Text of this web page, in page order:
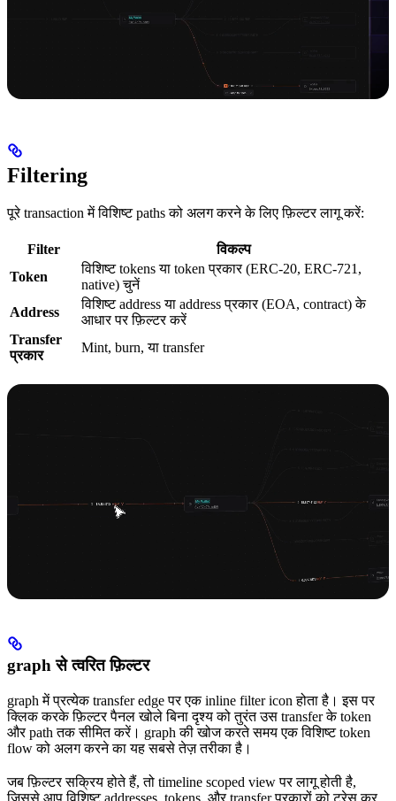
Filtering
पूरे transaction में विशिष्ट paths को अलग करने के लिए फ़िल्टर लागू करें:
Filter
विकल्प
Token
विशिष्ट tokens या token प्रकार (ERC-20, ERC-721,
native) चुनें
Address
विशिष्ट address या address प्रकार (EOA, contract) के
आधार पर फ़िल्टर करें
Transfer
प्रकार
Mint, burn, या transfer
graph से त्वरित फ़िल्टर
graph में प्रत्येक transfer edge पर एक inline filter icon होता है। इस पर
क्लिक करके फ़िल्टर पैनल खोले बिना दृश्य को तुरंत उस transfer के token
और path तक सीमित करें। graph की खोज करते समय एक विशिष्ट token
flow को अलग करने का यह सबसे तेज़ तरीका है।
जब फ़िल्टर सक्रिय होते हैं, तो timeline scoped view पर लागू होती है,